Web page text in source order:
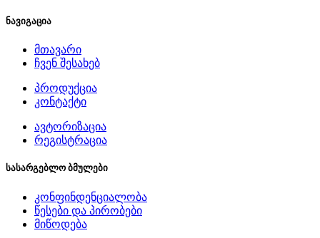
ნავიგაცია
მთავარი
ჩვენ შესახებ
პროდუქცია
კონტაქტი
ავტორიზაცია
რეგისტრაცია
სასარგებლო ბმულები
კონფინდენციალობა
წესები და პირობები
მიწოდება